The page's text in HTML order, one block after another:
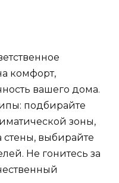
комфорт,
вашего дома.
подбирайте
зоны,
стены, выбирайте
Не гонитесь за